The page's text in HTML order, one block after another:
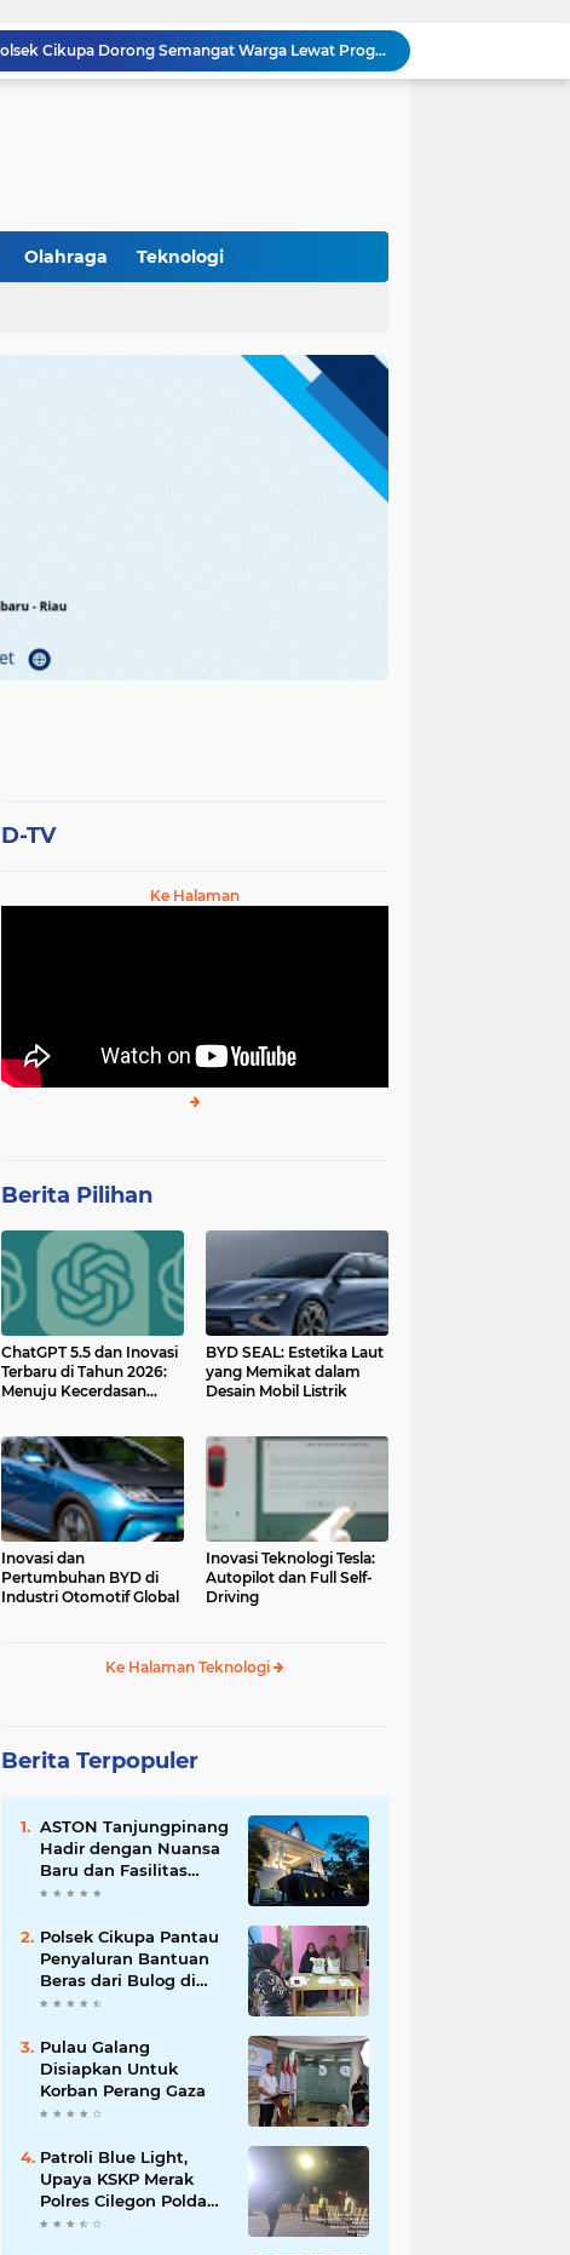
Polisi Peduli Pendidikan, Kasat Binmas Polresta Tangerang Jadi Pembina Upacara di SMA IT Smart Syahida Cikupa
Aiptu Budiansyah Perkuat Siskamling Bersama Warga, Polsek Cikupa Tingkatkan Sinergi Jaga Kamtibmas
Kanit Lantas Polsek Cikupa Pimpin Patroli KRYD, Antisipasi Gangguan Kamtibmas di Sejumlah Titik Rawan
Olahraga Teknologi
D-TV
Ke Halaman
Berita Pilihan
ChatGPT 5.5 dan Inovasi
Terbaru di Tahun 2026:
Menuju Kecerdasan
BYD SEAL: Estetika Laut
yang Memikat dalam
Desain Mobil Listrik
Inovasi dan
Pertumbuhan BYD di
Industri Otomotif Global
Inovasi Teknologi Tesla:
Autopilot dan Full Self-
Driving
Ke Halaman Teknologi
Berita Terpopuler
ASTON Tanjungpinang
Hadir dengan Nuansa
Baru dan Fasilitas
Lengkap untuk
Polsek Cikupa Pantau
Penyaluran Bantuan
Beras dari Bulog di
Desa Pasir Gadung
Pulau Galang
Disiapkan Untuk
Korban Perang Gaza
Patroli Blue Light,
Upaya KSKP Merak
Polres Cilegon Polda
Banten Tekan Aksi